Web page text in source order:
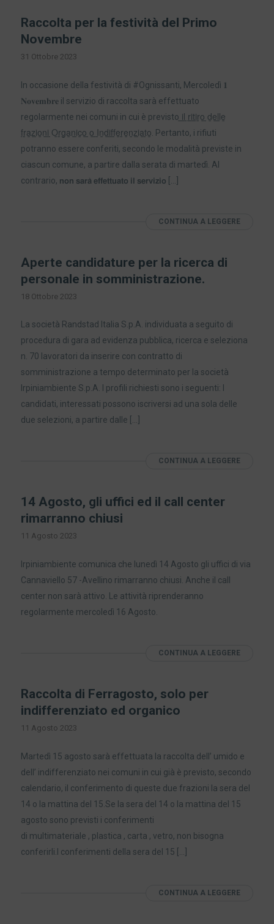
Raccolta per la festività del Primo
Novembre
31 Ottobre 2023
In occasione della festività di #Ognissanti, Mercoledì 𝟏
𝐍𝐨𝐯𝐞𝐦𝐛𝐫𝐞 il servizio di raccolta sarà effettuato
regolarmente nei comuni in cui è previsto ̲i̲l̲ ̲r̲i̲t̲i̲r̲o̲ ̲d̲e̲l̲l̲e̲
̲f̲r̲a̲z̲i̲o̲n̲i̲ ̲O̲r̲g̲a̲n̲i̲c̲o̲ ̲o̲ ̲I̲n̲d̲i̲f̲f̲e̲r̲e̲n̲z̲i̲a̲t̲o̲. Pertanto, i rifiuti
potranno essere conferiti, secondo le modalità previste in
ciascun comune, a partire dalla serata di martedì. Al
contrario, 𝗻𝗼𝗻 𝘀𝗮𝗿𝗮̀ 𝗲𝗳𝗳𝗲𝘁𝘁𝘂𝗮𝘁𝗼 𝗶𝗹 𝘀𝗲𝗿𝘃𝗶𝘇𝗶𝗼 […]
CONTINUA A LEGGERE
Aperte candidature per la ricerca di
personale in somministrazione.
18 Ottobre 2023
La società Randstad Italia S.p.A. individuata a seguito di
procedura di gara ad evidenza pubblica, ricerca e seleziona
n. 70 lavoratori da inserire con contratto di
somministrazione a tempo determinato per la società
Irpiniambiente S.p.A. I profili richiesti sono i seguenti: I
candidati, interessati possono iscriversi ad una sola delle
due selezioni, a partire dalle […]
CONTINUA A LEGGERE
14 Agosto, gli uffici ed il call center
rimarranno chiusi
11 Agosto 2023
Irpiniambiente comunica che lunedì 14 Agosto gli uffici di via
Cannaviello 57 -Avellino rimarranno chiusi. Anche il call
center non sarà attivo. Le attività riprenderanno
regolarmente mercoledì 16 Agosto.
CONTINUA A LEGGERE
Raccolta di Ferragosto, solo per
indifferenziato ed organico
11 Agosto 2023
Martedì 15 agosto sarà effettuata la raccolta dell’ umido e
dell’ indifferenziato nei comuni in cui già è previsto, secondo
calendario, il conferimento di queste due frazioni la sera del
14 o la mattina del 15.Se la sera del 14 o la mattina del 15
agosto sono previsti i conferimenti
di multimateriale , plastica , carta , vetro, non bisogna
conferirli.I conferimenti della sera del 15 […]
CONTINUA A LEGGERE